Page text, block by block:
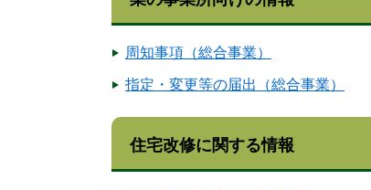
周知事項（総合事業）
指定・変更等の届出（総合事業）
住宅改修に関する情報